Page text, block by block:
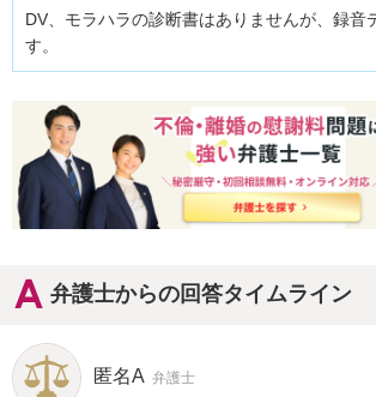
DV、モラハラの診断書はありませんが、録音
す。
弁護士からの回答タイムライン
匿名A 弁護士